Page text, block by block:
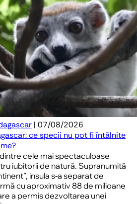
| 07/08/2026
ce specii nu pot fi întâlnite
cele mai spectaculoase
iubitorii de natură. Supranumită
insula s-a separat de
cu aproximativ 88 de milioane
a permis dezvoltarea unei